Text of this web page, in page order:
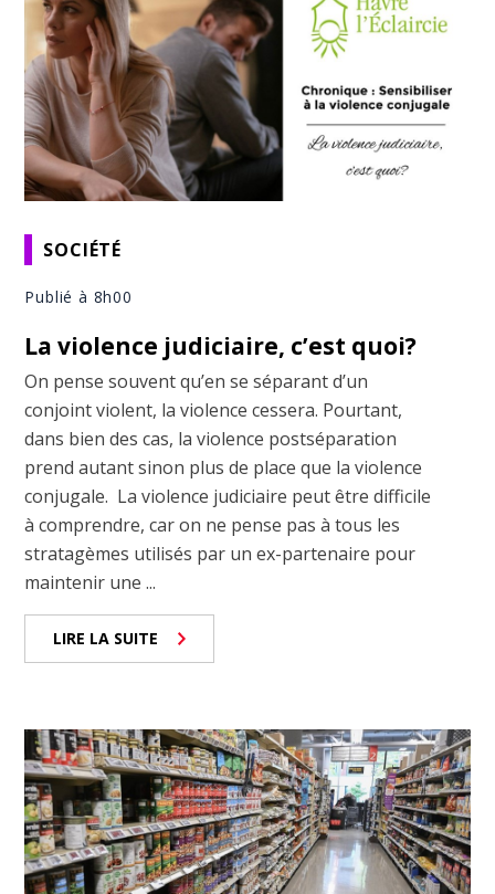
SOCIÉTÉ
Publié à 8h00
La violence judiciaire, c’est quoi?
On pense souvent qu’en se séparant d’un
conjoint violent, la violence cessera. Pourtant,
dans bien des cas, la violence postséparation
prend autant sinon plus de place que la violence
conjugale. La violence judiciaire peut être difficile
à comprendre, car on ne pense pas à tous les
stratagèmes utilisés par un ex-partenaire pour
maintenir une ...
LIRE LA SUITE